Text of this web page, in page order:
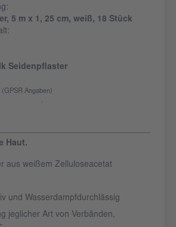
5 m x 1, 25 cm, weiß, 18 Stück
Seidenpflaster
(GPSR Angaben)
Haut.
aus weißem Zelluloseacetat
und Wasserdampfdurchlässig
jeglicher Art von Verbänden,